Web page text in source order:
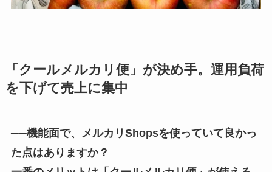
「クールメルカリ便」が決め手。運用負荷
を下げて売上に集中
──機能面で、メルカリShopsを使っていて良かっ
た点はありますか？